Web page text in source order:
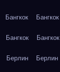
Бангкок Бангкок
Бангкок Бангкок
Берлин Берлин